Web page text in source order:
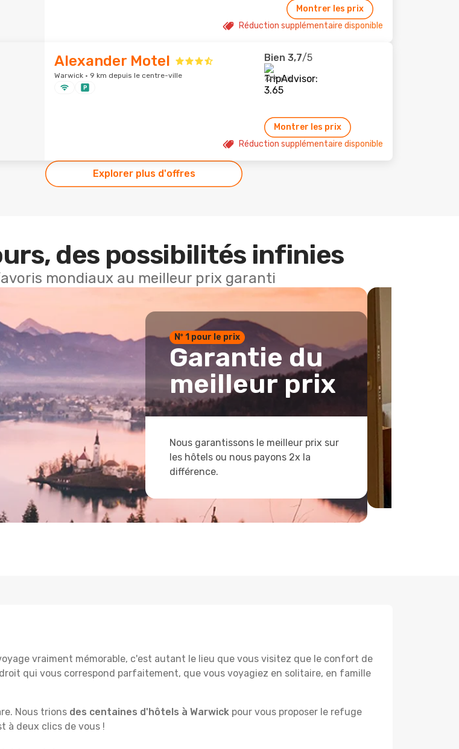
Montrer les prix
Réduction supplémentaire disponible
Alexander Motel
Warwick · 9 km depuis le centre-ville
Bien 3,7/5
729 avis
Montrer les prix
Réduction supplémentaire disponible
Explorer plus d'offres
des possibilités infinies
mondiaux au meilleur prix garanti
Nº 1 pour le prix
Garantie du
meilleur prix
Nous garantissons le meilleur prix sur
les hôtels ou nous payons 2x la
différence.
vraiment mémorable, c'est autant le lieu que vous visitez que le confort de
qui vous correspond parfaitement, que vous voyagiez en solitaire, en famille
Nous trions des centaines d'hôtels à Warwick pour vous proposer le refuge
à deux clics de vous !